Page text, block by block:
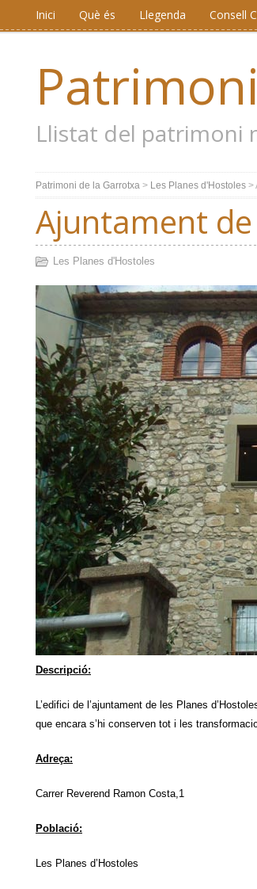
Inici Què és Llegenda Consell
Llistat del patrimoni
Patrimoni de la Garrotxa > Les Planes d'Hostoles >
Ajuntament de
Les Planes d'Hostoles
Descripció:
L’edifici de l’ajuntament de les Planes
que encara s’hi conserven tot i les
Adreça:
Carrer Reverend Ramon Costa,1
Població:
Les Planes d’Hostoles